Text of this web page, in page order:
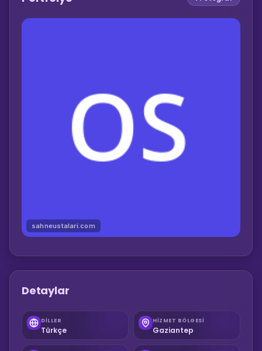
sahneustalari.com
Detaylar
DILLER
Türkçe
HIZMET BÖLGESI
Gaziantep